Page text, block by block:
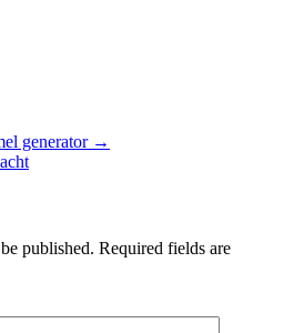
generator →
published. Required fields are